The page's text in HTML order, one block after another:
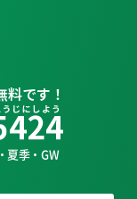
です！
夏季・GW